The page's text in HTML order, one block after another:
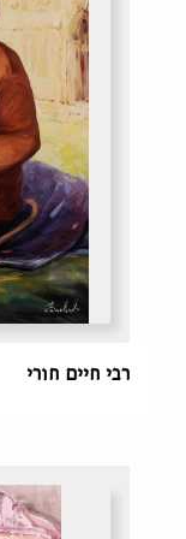
רבי חיים חורי